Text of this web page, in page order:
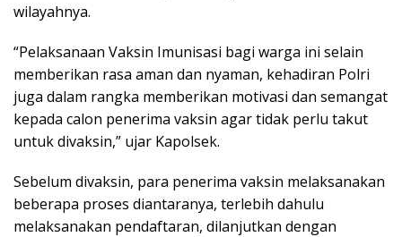
wilayahnya.
“Pelaksanaan Vaksin Imunisasi bagi warga ini selain
memberikan rasa aman dan nyaman, kehadiran Polri
juga dalam rangka memberikan motivasi dan semangat
kepada calon penerima vaksin agar tidak perlu takut
untuk divaksin,” ujar Kapolsek.
Sebelum divaksin, para penerima vaksin melaksanakan
beberapa proses diantaranya, terlebih dahulu
melaksanakan pendaftaran, dilanjutkan dengan